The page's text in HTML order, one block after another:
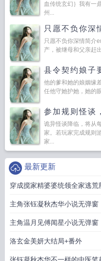
血传统玄幻｝我有一
州...
只愿不负你深
只愿不负你深情简介
产，被继母和父亲
县令契约娘子
他的爹和她的娘姻缘
任他守她护她，她的
参加规则怪谈
诡异怪谈降临，将从
家。若玩家完成规则
家...
最新更新
穿成搅家精婆婆统领全家逃
主角张钰凝秋杰华小说无弹窗
主角温月见傅闻星小说无弹窗
洛玄金美妍大结局+番外